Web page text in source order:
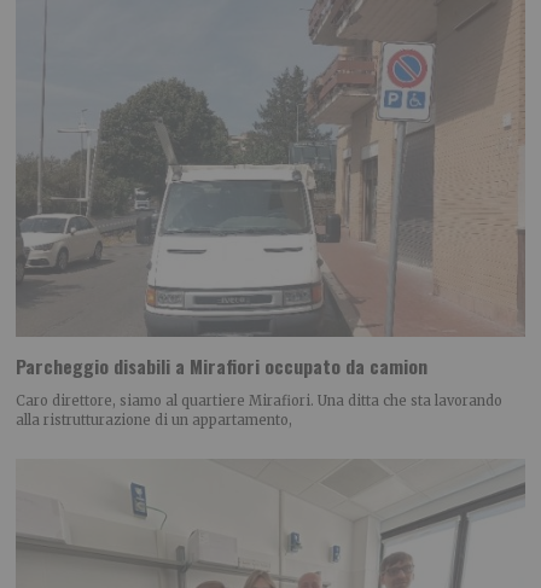
Parcheggio disabili a Mirafiori occupato da camion
Caro direttore, siamo al quartiere Mirafiori. Una ditta che sta lavorando
alla ristrutturazione di un appartamento,